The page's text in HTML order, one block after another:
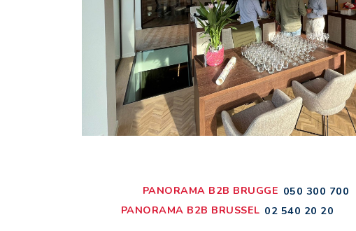
PANORAMA B2B BRUGGE 050 300 700
PANORAMA B2B BRUSSEL 02 540 20 20